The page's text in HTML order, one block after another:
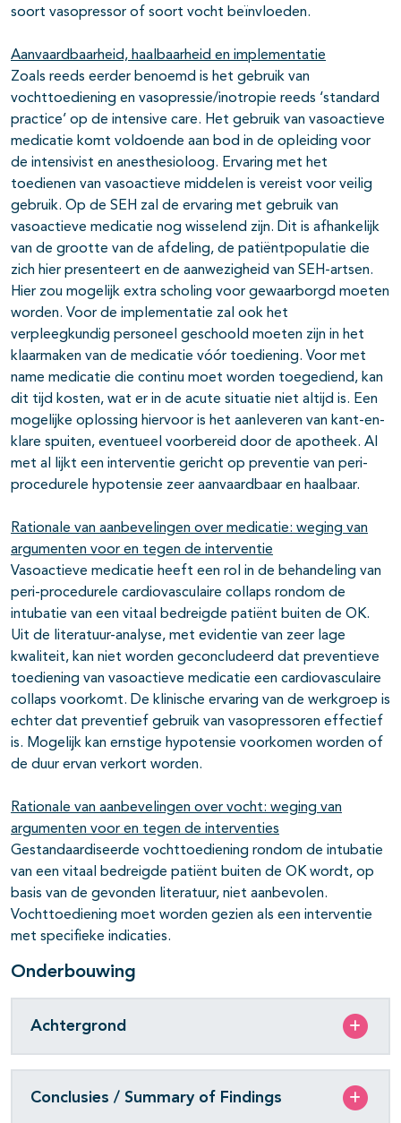
soort vasopressor of soort vocht beïnvloeden.
Aanvaardbaarheid, haalbaarheid en implementatie
Zoals reeds eerder benoemd is het gebruik van
vochttoediening en vasopressie/inotropie reeds ‘standard
practice’ op de intensive care. Het gebruik van vasoactieve
medicatie komt voldoende aan bod in de opleiding voor
de intensivist en anesthesioloog. Ervaring met het
toedienen van vasoactieve middelen is vereist voor veilig
gebruik. Op de SEH zal de ervaring met gebruik van
vasoactieve medicatie nog wisselend zijn. Dit is afhankelijk
van de grootte van de afdeling, de patiëntpopulatie die
zich hier presenteert en de aanwezigheid van SEH-artsen.
Hier zou mogelijk extra scholing voor gewaarborgd moeten
worden. Voor de implementatie zal ook het
verpleegkundig personeel geschoold moeten zijn in het
klaarmaken van de medicatie vóór toediening. Voor met
name medicatie die continu moet worden toegediend, kan
dit tijd kosten, wat er in de acute situatie niet altijd is. Een
mogelijke oplossing hiervoor is het aanleveren van kant-en-
klare spuiten, eventueel voorbereid door de apotheek. Al
met al lijkt een interventie gericht op preventie van peri-
procedurele hypotensie zeer aanvaardbaar en haalbaar.
Rationale van aanbevelingen over medicatie: weging van
argumenten voor en tegen de interventie
Vasoactieve medicatie heeft een rol in de behandeling van
peri-procedurele cardiovasculaire collaps rondom de
intubatie van een vitaal bedreigde patiënt buiten de OK.
Uit de literatuur-analyse, met evidentie van zeer lage
kwaliteit, kan niet worden geconcludeerd dat preventieve
toediening van vasoactieve medicatie een cardiovasculaire
collaps voorkomt. De klinische ervaring van de werkgroep is
echter dat preventief gebruik van vasopressoren effectief
is. Mogelijk kan ernstige hypotensie voorkomen worden of
de duur ervan verkort worden.
Rationale van aanbevelingen over vocht: weging van
argumenten voor en tegen de interventies
Gestandaardiseerde vochttoediening rondom de intubatie
van een vitaal bedreigde patiënt buiten de OK wordt, op
basis van de gevonden literatuur, niet aanbevolen.
Vochttoediening moet worden gezien als een interventie
met specifieke indicaties.
Onderbouwing
Achtergrond
Conclusies / Summary of Findings